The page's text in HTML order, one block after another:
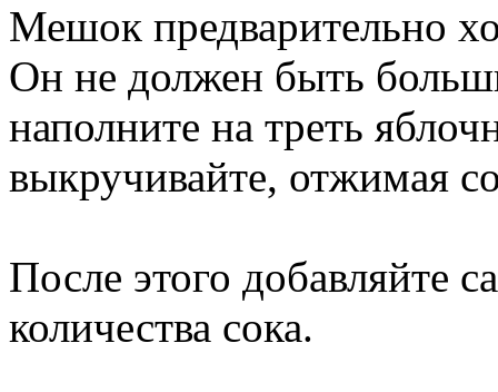
Мешок предварительно
Он не должен быть
наполните на треть
выкручивайте, отжимая
После этого добавляйте
количества сока.